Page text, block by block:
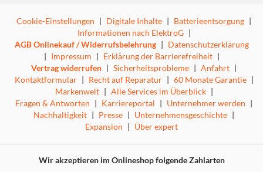
und ermöglicht eine klare Kommunikation bei intensiven
Spielen und lässt sich einfach entfernen, wenn es nicht
gebraucht wird. Und dank Lautstärkeregelung am Ohr und
Mikrofonstummschaltung kannst du den Kopfhörer ganz
einfach so verwenden, wie es dir gefällt.
Einer für alle
Super Sound für all deine Plattformen. Egal, ob du Fan
das 1,2 m lange Audiokabel problemlos an deinen
Cookie-Einstellungen | Digitale Inhalte | Batterieentsorgung |
Informationen nach ElektroG |
AGB Onlinekauf / Widerrufsbelehrung | Datenschutzerklärung
| Impressum | Erklärung der Barrierefreiheit |
Vertrag widerrufen | Sicherheitsprobleme | Anfahrt |
Kontaktformular | Recht auf Reparatur | 60 Monate Garantie |
Markenwelt | Alle Services im Überblick |
Fragen & Antworten | Karriereportal | Unternehmer werden |
Nachhaltigkeit | Presse | Unternehmensgeschichte |
Expansion | Über expert
Wir akzeptieren im Onlineshop folgende Zahlarten